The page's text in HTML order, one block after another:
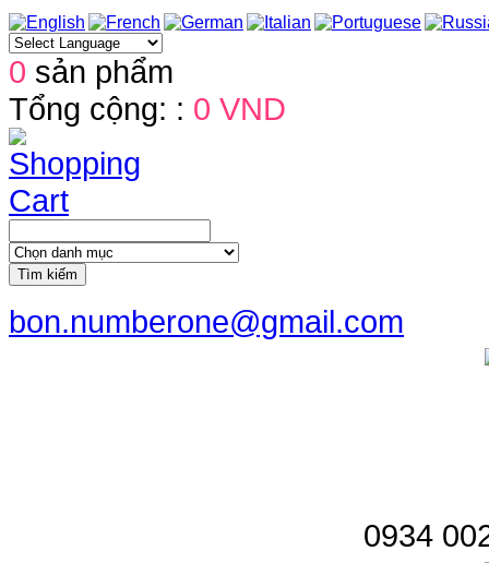
0 sản phẩm
Tổng cộng: : 0 VND
Tìm kiếm
bon.numberone@gmail.com
0934